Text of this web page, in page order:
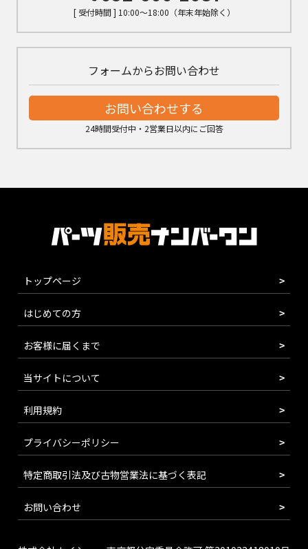
[ 受付時間 ] 10:00～18:00（年末年始除く）
フォームからお問い合わせ
お問い合わせする
24時間受付中・2営業日以内にご回答
トップページ
はじめての方
お客様に届くまで
当サイトについて
利用規約
プライバシーポリシー
特定商取引法及び古物営業法に基づく表記
お問い合わせ